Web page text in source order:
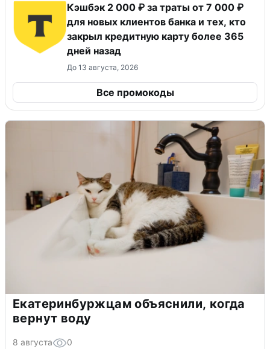
Кэшбэк 2 000 ₽ за траты от 7 000 ₽
для новых клиентов банка и тех, кто
закрыл кредитную карту более 365
дней назад
До 13 августа, 2026
Все промокоды
Екатеринбуржцам объяснили, когда
вернут воду
8 августа 0